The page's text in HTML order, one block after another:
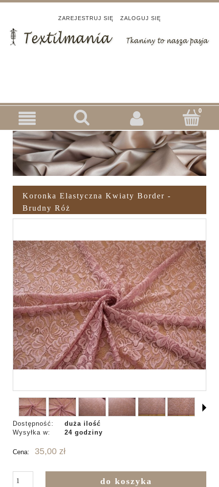
ZAREJESTRUJ SIĘ ZALOGUJ SIĘ
Koronka Elastyczna Kwiaty Border -
Brudny Róż
Dostępność:
duża ilość
Wysyłka w:
24 godziny
Cena: 35,00 zł
do koszyka